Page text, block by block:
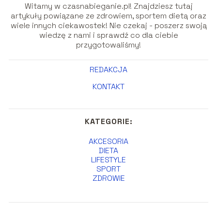
Witamy w czasnabieganie.pl! Znajdziesz tutaj
artykuły powiązane ze zdrowiem, sportem dietą oraz
wiele innych ciekawostek! Nie czekaj - poszerz swoją
wiedzę z nami i sprawdź co dla ciebie
przygotowaliśmy!
REDAKCJA
KONTAKT
KATEGORIE:
AKCESORIA
DIETA
LIFESTYLE
SPORT
ZDROWIE